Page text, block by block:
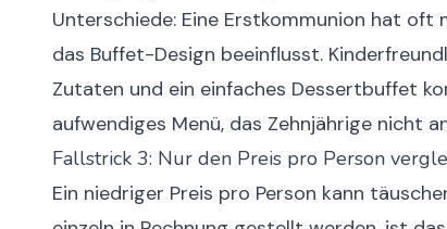
Unterschiede: Eine Erstkommunion hat oft
das Buffet-Design beeinflusst.
Zutaten und ein einfaches Dessertbuffet
aufwendiges Menü, das Zehnjährige nicht
Fallstrick 3: Nur den Preis pro Person
Ein niedriger Preis pro Person kann